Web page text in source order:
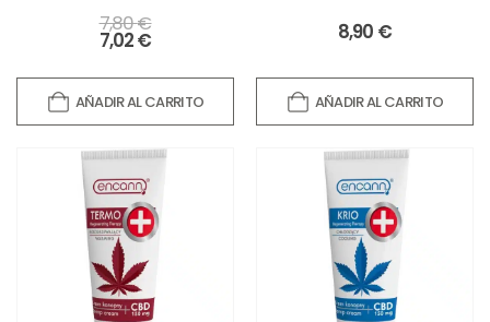
7,80€
7,02€
AÑADIR AL CARRITO
8,90 €
AÑADIR AL CARRITO